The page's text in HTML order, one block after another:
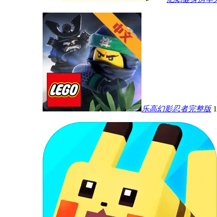
乐高幻影忍者完整版